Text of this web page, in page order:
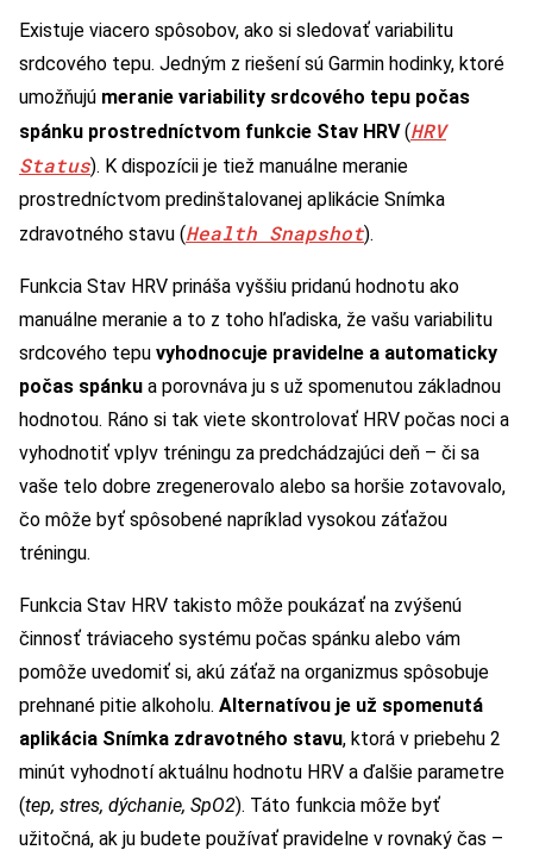
Existuje viacero spôsobov, ako si sledovať variabilitu
srdcového tepu. Jedným z riešení sú Garmin hodinky, ktoré
umožňujú meranie variability srdcového tepu počas
spánku prostredníctvom funkcie Stav HRV(HRV
Status). K dispozícii je tiež manuálne meranie
prostredníctvom predinštalovanej aplikácie Snímka
zdravotného stavu (Health Snapshot).
Funkcia Stav HRV prináša vyššiu pridanú hodnotu ako
manuálne meranie a to z toho hľadiska, že vašu variabilitu
srdcového tepu vyhodnocuje pravidelne a automaticky
počas spánku a porovnáva ju s už spomenutou základnou
hodnotou. Ráno si tak viete skontrolovať HRV počas noci a
vyhodnotiť vplyv tréningu za predchádzajúci deň – či sa
vaše telo dobre zregenerovalo alebo sa horšie zotavovalo,
čo môže byť spôsobené napríklad vysokou záťažou
tréningu.
Funkcia Stav HRV takisto môže poukázať na zvýšenú
činnosť tráviaceho systému počas spánku alebo vám
pomôže uvedomiť si, akú záťaž na organizmus spôsobuje
prehnané pitie alkoholu. Alternatívou je už spomenutá
aplikácia Snímka zdravotného stavu, ktorá v priebehu 2
minút vyhodnotí aktuálnu hodnotu HRV a ďalšie parametre
(tep, stres, dýchanie, SpO2). Táto funkcia môže byť
užitočná, ak ju budete používať pravidelne v rovnaký čas –